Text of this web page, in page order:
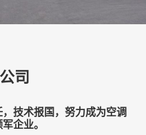
司
技术报国，努力成为空调
企业。